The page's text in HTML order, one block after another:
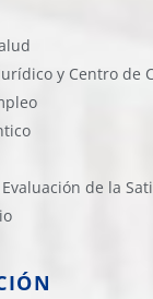
y Centro de
de la